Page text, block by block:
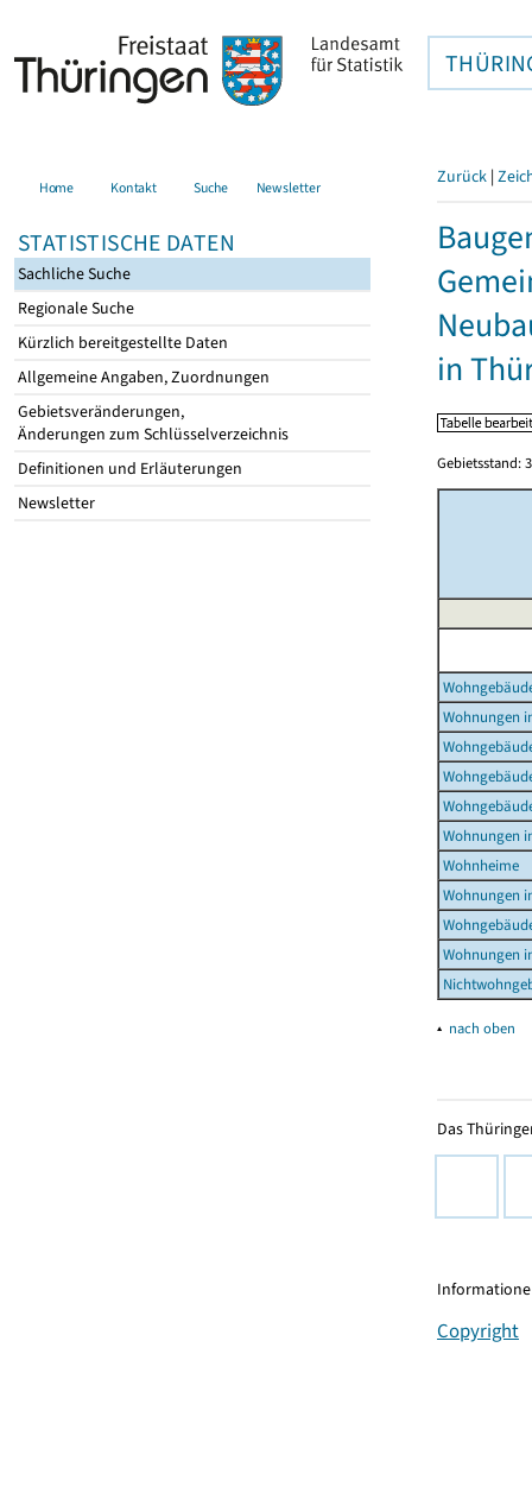
Home Kontakt Suche Newsletter
STATISTISCHE DATEN
Sachliche Suche
Regionale Suche
Kürzlich bereitgestellte Daten
Allgemeine Angaben, Zuordnungen
Gebietsveränderungen,
Änderungen zum Schlüsselverzeichnis
Definitionen und Erläuterungen
Newsletter
Zurück |
in
Gebietsstand:
Wohnungen
Wohnungen
Wohnheime
Wohnungen
Wohnungen
▴ nach oben
Das
Copyright